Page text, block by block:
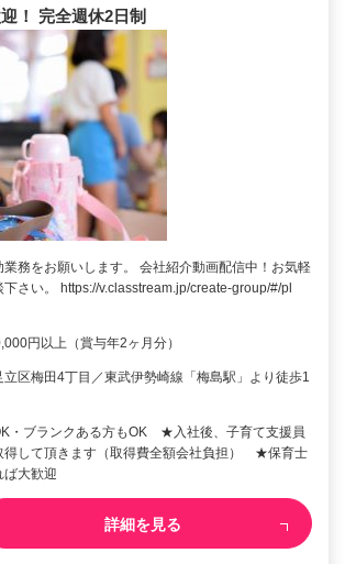
！ 完全週休2日制
業務をお願いします。 会社紹介動画配信中！お気軽
下さい。 https://v.classtream.jp/create-group/#/pl
円以上（賞与年2ヶ月分）
立区梅田4丁目／東武伊勢崎線「梅島駅」より徒歩1
・ブランクある方もOK ★入社後、子育て支援員
得して頂きます（取得費全額会社負担） ★保育士
ば大歓迎
詳細を見る